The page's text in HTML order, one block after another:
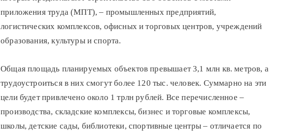
приложения труда (МПТ), – промышленных предприятий,
логистических комплексов, офисных и торговых центров, учреждений
образования, культуры и спорта.
Общая площадь планируемых объектов превышает 3,1 млн кв. метров, а
трудоустроиться в них смогут более 120 тыс. человек. Суммарно на эти
цели будет привлечено около 1 трлн рублей. Все перечисленное –
производства, складские комплексы, бизнес и торговые комплексы,
школы, детские сады, библиотеки, спортивные центры – отличается по